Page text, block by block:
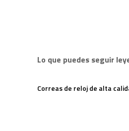
Lo que puedes seguir
Correas de reloj de alta